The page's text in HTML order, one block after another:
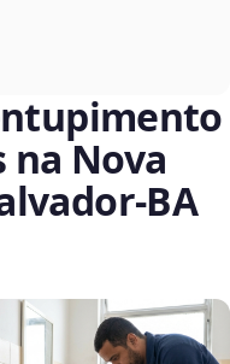
na Nova